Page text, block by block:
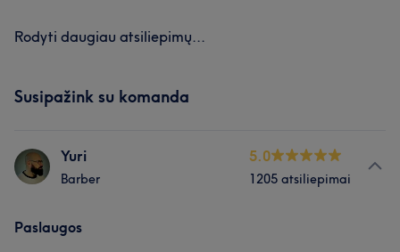
Rodyti daugiau atsiliepimų...
Susipažink su komanda
Yuri
Barber
5.0
1205 atsiliepimai
Paslaugos